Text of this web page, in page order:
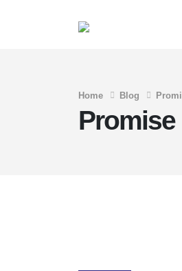
Home Blog
Promise